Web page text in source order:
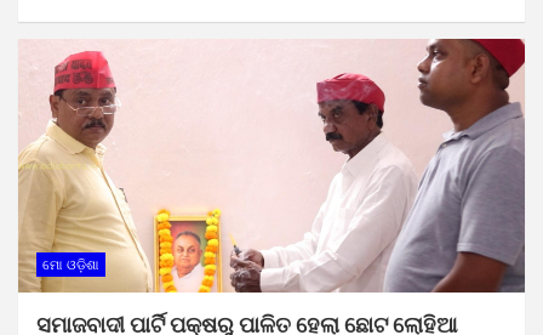
ମୋ ଓଡ଼ିଶା
ସମାଜବାଦୀ ପାର୍ଟି ପକ୍ଷରୁ ପାଳିତ ହେଲା ଛୋଟ ଲୋହିଆ